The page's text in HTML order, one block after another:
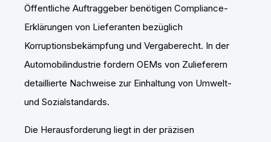
Öffentliche Auftraggeber benötigen Compliance-
Erklärungen von Lieferanten bezüglich
Korruptionsbekämpfung und Vergaberecht. In der
Automobilindustrie fordern OEMs von Zulieferern
detaillierte Nachweise zur Einhaltung von Umwelt-
und Sozialstandards.
Die Herausforderung liegt in der präzisen